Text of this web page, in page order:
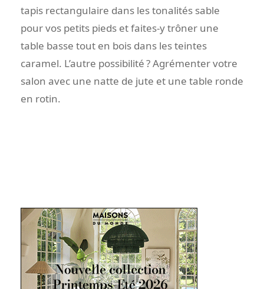
tapis rectangulaire dans les tonalités sable
pour vos petits pieds et faites-y trôner une
table basse tout en bois dans les teintes
caramel. L’autre possibilité ? Agrémenter votre
salon avec une natte de jute et une table ronde
en rotin.